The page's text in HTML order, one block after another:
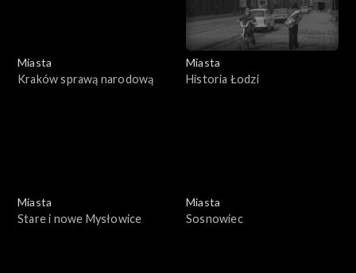
Miasta
Kraków sprawą narodową
Miasta
Historia Łodzi
Miasta
Stare i nowe Mysłowice
Miasta
Sosnowiec